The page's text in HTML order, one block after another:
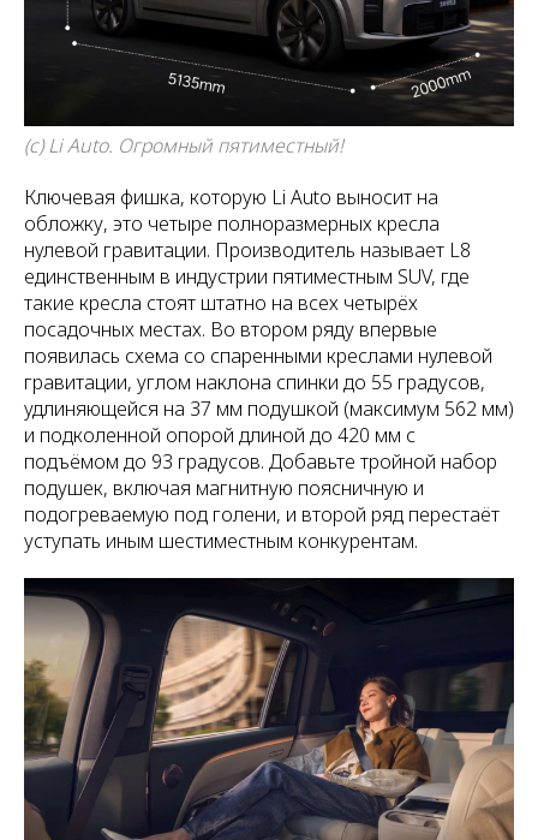
(с) Li Auto. Огромный пятиместный!
Ключевая фишка, которую Li Auto выносит на
обложку, это четыре полноразмерных кресла
нулевой гравитации. Производитель называет L8
единственным в индустрии пятиместным SUV, где
такие кресла стоят штатно на всех четырёх
посадочных местах. Во втором ряду впервые
появилась схема со спаренными креслами нулевой
гравитации, углом наклона спинки до 55 градусов,
удлиняющейся на 37 мм подушкой (максимум 562 мм)
и подколенной опорой длиной до 420 мм с
подъёмом до 93 градусов. Добавьте тройной набор
подушек, включая магнитную поясничную и
подогреваемую под голени, и второй ряд перестаёт
уступать иным шестиместным конкурентам.